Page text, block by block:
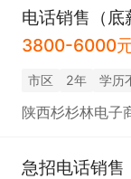
电话销售（
3800-6000
市区 2年 学历
陕西杉杉林电子
急招电话销